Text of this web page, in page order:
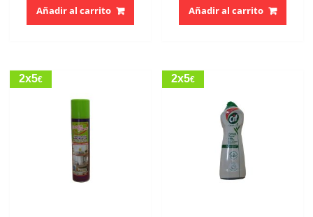
Añadir al carrito Añadir al carrito
2x5€ 2x5€